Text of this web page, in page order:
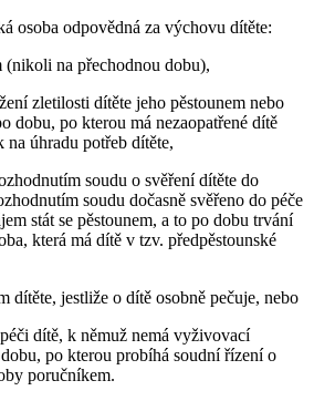
osoba odpovědná za výchovu dítěte:
(nikoli na přechodnou dobu),
zletilosti dítěte jeho pěstounem nebo
dobu, po kterou má nezaopatřené dítě
na úhradu potřeb dítěte,
soudu o svěření dítěte do
soudu dočasně svěřeno do péče
stát se pěstounem, a to po dobu trvání
která má dítě v tzv. předpěstounské
dítěte, jestliže o dítě osobně pečuje, nebo
dítě, k němuž nemá vyživovací
po kterou probíhá soudní řízení o
poručníkem.